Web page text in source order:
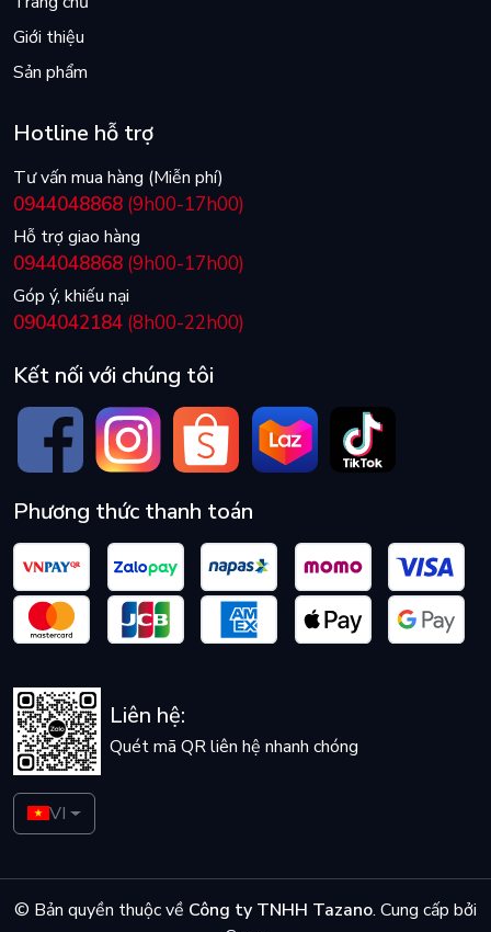
Giới thiệu
Sản phẩm
Hotline hỗ trợ
Tư vấn mua hàng (Miễn phí)
0944048868 (9h00-17h00)
Hỗ trợ giao hàng
0944048868 (9h00-17h00)
Góp ý, khiếu nại
0904042184 (8h00-22h00)
Kết nối với chúng tôi
Phương thức thanh toán
Liên hệ:
Quét mã QR liên hệ nhanh chóng
VI
© Bản quyền thuộc về Công ty TNHH Tazano. Cung cấp bởi